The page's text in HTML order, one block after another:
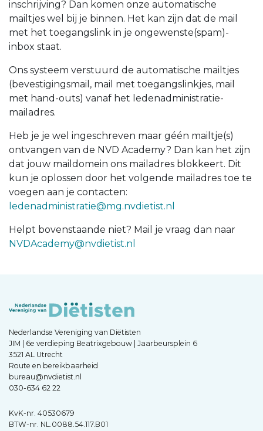
inschrijving? Dan komen onze automatische
mailtjes wel bij je binnen. Het kan zijn dat de mail
met het toegangslink in je ongewenste(spam)-
inbox staat.
Ons systeem verstuurd de automatische mailtjes
(bevestigingsmail, mail met toegangslinkjes, mail
met hand-outs) vanaf het ledenadministratie-
mailadres.
Heb je je wel ingeschreven maar géén mailtje(s)
ontvangen van de NVD Academy? Dan kan het zijn
dat jouw maildomein ons mailadres blokkeert. Dit
kun je oplossen door het volgende mailadres toe te
voegen aan je contacten:
ledenadministratie@mg.nvdietist.nl
Helpt bovenstaande niet? Mail je vraag dan naar
NVDAcademy@nvdietist.nl
Nederlandse Vereniging van Diëtisten
JIM | 6e verdieping Beatrixgebouw | Jaarbeursplein 6
3521 AL Utrecht
Route en bereikbaarheid
bureau@nvdietist.nl
030-634 62 22
KvK-nr. 40530679
BTW-nr. NL.0088.54.117.B01